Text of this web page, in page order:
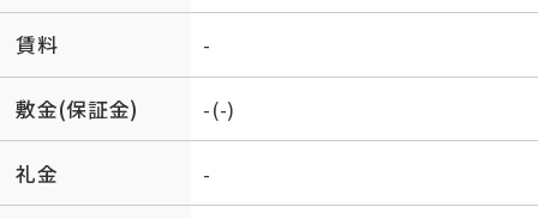
賃料 -
敷金(保証金) -(-)
礼金 -